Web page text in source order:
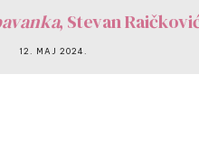
, Stevan
12. MAJ 2024.